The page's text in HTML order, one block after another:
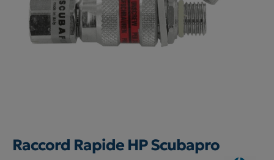
Raccord Rapide HP Scubapro